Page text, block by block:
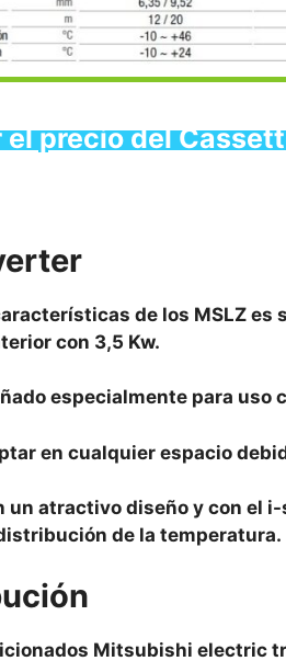
el precio del
de los MSLZ
con 3,5 Kw.
especialmente para
en cualquier espacio
un atractivo diseño y con el
de la temperatura.
Mitsubishi electric